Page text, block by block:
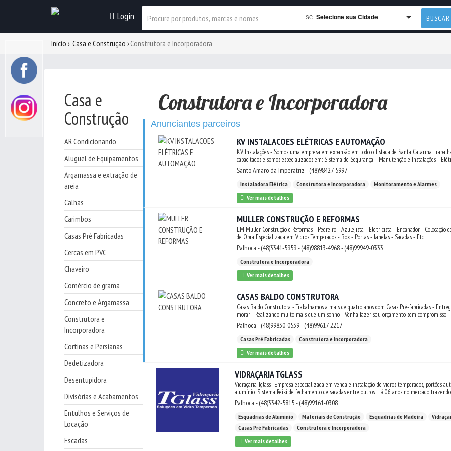
Login SC Selecione sua Cidade BUSCAR
Início Casa e Construção Construtora e Incorporadora
Casa e
Construção
AR Condicionando
Aluguel de Equipamentos
Argamassa e extração de
areia
Calhas
Carimbos
Casas Pré Fabricadas
Cercas em PVC
Chaveiro
Comércio de grama
Concreto e Argamassa
Construtora e
Incorporadora
Cortinas e Persianas
Dedetizadora
Desentupidora
Divisórias e Acabamentos
Entulhos e Serviços de
Locação
Escadas
Construtora e Incorporadora
Anunciantes parceiros
KV INSTALACOES ELÉTRICAS E AUTOMAÇÃO
KV Instalações - Somos uma empresa em expansão em todo o Estada de Santa Catarina.
capacitados e somos especializados em: Sistema de Segurança - Manutenção e Instalações -
Sistema Preventivo de Incêndio - Montagem e Instalações de Painéis Elétricos - Montagem e
Energia - Projetos Elétricos com TRT - Gerenciamento de Fator de Potência e Demanda -
Materiais para Automação.
Santo Amaro da Imperatriz - (48)98427-5997
Instaladora Elétrica Construtora e Incorporadora
Monitoramento e Alarmes
Ver mais detalhes
MULLER CONSTRUÇÃO E REFORMAS
LM Muller Construção e Reformas - Pedreiro - Azulejista - Eletricista - Encanador - Colocação de Pisos e Porcelanatos - Mão
de Obra Especializada em Vidros Temperados - Box - Portas - Janelas - Sacadas - Etc.
Palhoca - (48)3341-5959 - (48)98813-4968 - (48)99949-0333
Construtora e Incorporadora
Ver mais detalhes
CASAS BALDO CONSTRUTORA
Casas Baldo Construtora - Trabalhamos a mais de quatro anos com Casas Pré-fabricadas -
morar - Realizando muito mais que um sonho - Venha fazer seu orçamento sem compromisso!
Palhoca - (48)99830-0539 - (48)99617-2217
Casas Pré Fabricadas
Construtora e Incorporadora
Ver mais detalhes
VIDRAÇARIA TGLASS
Vidraçaria Tglass -Empresa especializada em venda e instalação de vidros temperados, portões
alumínio, Sistema Reiki de fechamento de sacadas entre outros. Há 06 anos no mercado
questão de qualidade de material, mão-de-obra. - Missão: Alcançar a satisfação de nossos clientes
diferenciado e fornecimento de materiais de qualidade aliado a preço justo - Visão: Ter reconhecimento no ramo vidraceiro e da
construção civil, como sendo uma empresa eficiente que respeita os desejos e sonhos seus
prestação dos serviços - Valores: Qualidade, Atendimento Personalizado, Seriedade, Conhecimento, Respeito. Venha nos fazer
uma visita. Visite também nossas Redes Sociais!
Palhoca - (48)3342-5815 - (48)99161-0308
Esquadrias de Alumínio Materiais de Construção Esquadrias de Madeira
Casas Pré Fabricadas
Construtora e Incorporadora
Ver mais detalhes